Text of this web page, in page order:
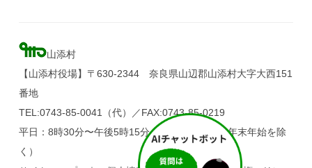
山添村
【山添村役場】〒630-2344 奈良県山辺郡山添村大字大西151
番地
TEL:0743-85-0041（代）／FAX:0743-85-0219
平日：8時30分〜午後5時15分（土・日・祝日、年末年始を除
く）